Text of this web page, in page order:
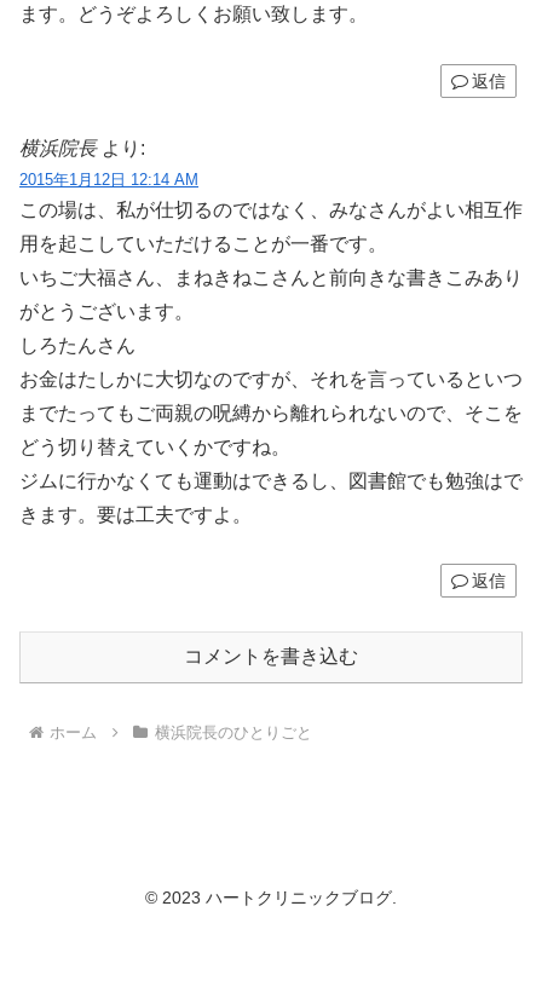
ます。どうぞよろしくお願い致します。
返信
横浜院長 より:
2015年1月12日 12:14 AM
この場は、私が仕切るのではなく、みなさんがよい相互作
用を起こしていただけることが一番です。
いちご大福さん、まねきねこさんと前向きな書きこみあり
がとうございます。
しろたんさん
お金はたしかに大切なのですが、それを言っているといつ
までたってもご両親の呪縛から離れられないので、そこを
どう切り替えていくかですね。
ジムに行かなくても運動はできるし、図書館でも勉強はで
きます。要は工夫ですよ。
返信
コメントを書き込む
ホーム 横浜院長のひとりごと
© 2023 ハートクリニックブログ.